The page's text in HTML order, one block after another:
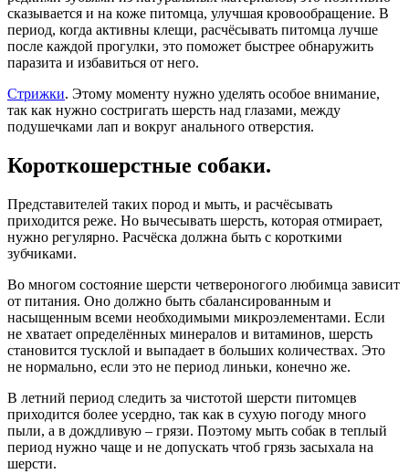
сказывается и на коже питомца, улучшая кровообращение. В
период, когда активны клещи, расчёсывать питомца лучше
после каждой прогулки, это поможет быстрее обнаружить
паразита и избавиться от него.
Стрижки. Этому моменту нужно уделять особое внимание,
так как нужно состригать шерсть над глазами, между
подушечками лап и вокруг анального отверстия.
Короткошерстные собаки.
Представителей таких пород и мыть, и расчёсывать
приходится реже. Но вычесывать шерсть, которая отмирает,
нужно регулярно. Расчёска должна быть с короткими
зубчиками.
Во многом состояние шерсти четвероногого любимца зависит
от питания. Оно должно быть сбалансированным и
насыщенным всеми необходимыми микроэлементами. Если
не хватает определённых минералов и витаминов, шерсть
становится тусклой и выпадает в больших количествах. Это
не нормально, если это не период линьки, конечно же.
В летний период следить за чистотой шерсти питомцев
приходится более усердно, так как в сухую погоду много
пыли, а в дождливую – грязи. Поэтому мыть собак в теплый
период нужно чаще и не допускать чтоб грязь засыхала на
шерсти.